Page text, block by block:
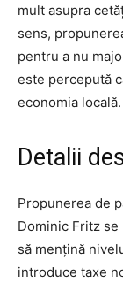
mult asupra
sens,
pentru a nu
este percepută
economia locală.
Detalii
Propunerea de
Dominic Fritz
să mențină
introduce taxe